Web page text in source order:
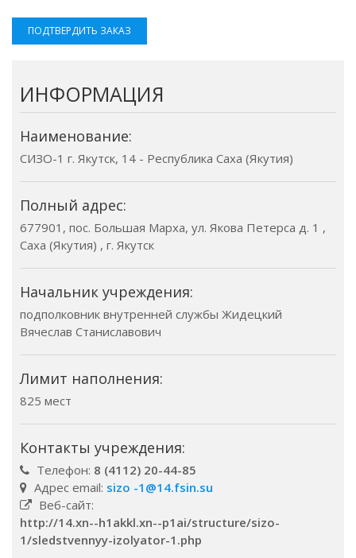
ПОДТВЕРДИТЬ ЗАКАЗ
ИНФОРМАЦИЯ
Наименование:
СИЗО-1 г. Якутск, 14 - Республика Саха (Якутия)
Полный адрес:
677901, пос. Большая Марха, ул. Якова Петерса д. 1 ,
Саха (Якутия) , г. Якутск
Начальник учреждения:
подполковник внутренней службы Жидецкий
Вячеслав Станиславович
Лимит наполнения:
825 мест
Контакты учреждения:
Телефон: 8 (4112) 20-44-85
Адрес email: sizo -1@14.fsin.su
Веб-сайт:
http://14.xn--h1akkl.xn--p1ai/structure/sizo-
1/sledstvennyy-izolyator-1.php